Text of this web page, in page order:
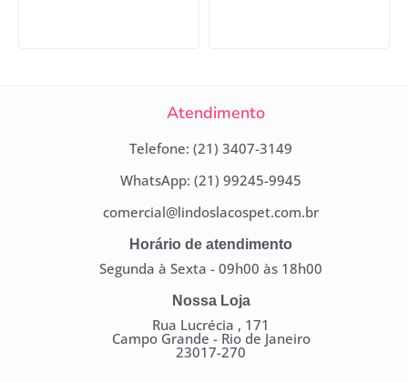
Atendimento
Telefone: (21) 3407-3149
WhatsApp: (21) 99245-9945
comercial@lindoslacospet.com.br
Horário de atendimento
Segunda à Sexta - 09h00 às 18h00
Nossa Loja
Rua Lucrécia , 171
Campo Grande - Rio de Janeiro
23017-270